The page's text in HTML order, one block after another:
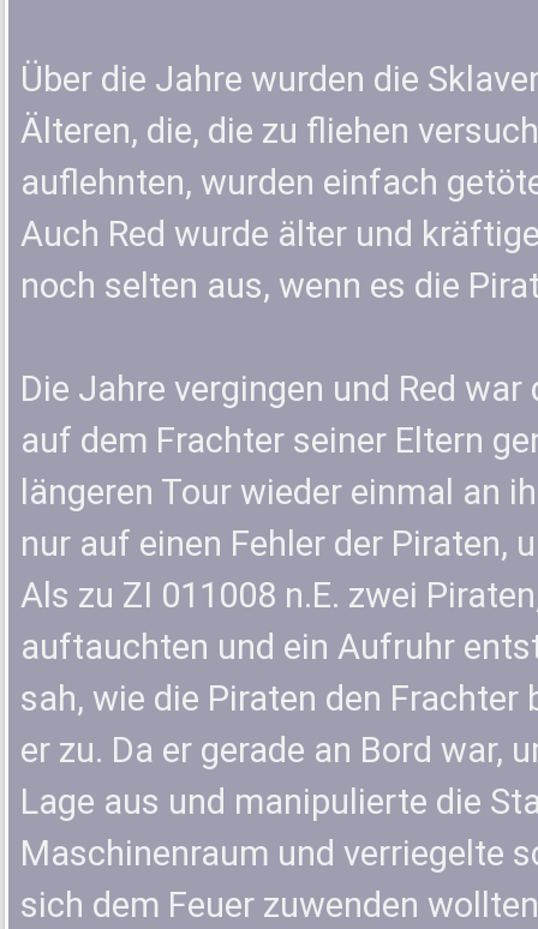
Über die Jahre wurden die
Älteren, die, die zu fliehen
auflehnten, wurden einfach
Auch Red wurde älter und
noch selten aus, wenn es die
Die Jahre vergingen und Red
auf dem Frachter seiner Eltern
längeren Tour wieder einmal an
nur auf einen Fehler der Piraten,
Als zu ZI 011008 n.E. zwei
auftauchten und ein Aufruhr
sah, wie die Piraten den
er zu. Da er gerade an Bord war,
Lage aus und manipulierte die
Maschinenraum und verriegelte
sich dem Feuer zuwenden